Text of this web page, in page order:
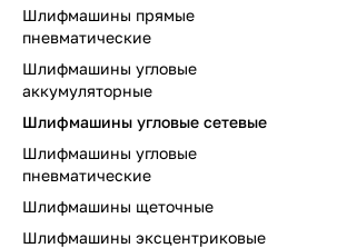
Шлифмашины прямые
пневматические
Шлифмашины угловые
аккумуляторные
Шлифмашины угловые сетевые
Шлифмашины угловые
пневматические
Шлифмашины щеточные
Шлифмашины эксцентриковые